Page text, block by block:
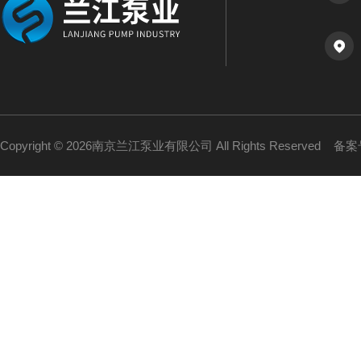
Copyright © 2026南京兰江泵业有限公司 All Rights Reserved 备案